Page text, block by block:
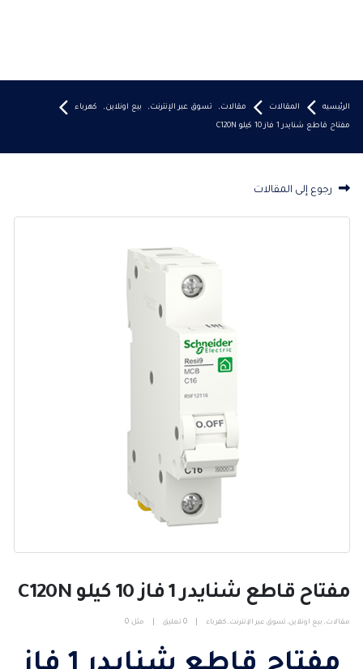
الرئيسيه المقالات مقالات, تسوق عبر الإنترنت, بيع اونلاين, كهرباء
مفتاح قاطع شنايدر 1 فاز 10 كيلو C120N
رجوع إلى المقالات
مفتاح قاطع شنايدر 1 فاز 10 كيلو C120N
مقالات , بيع اونلاين, تسوق عبر الإنترنت , كهرباء 0 تعليق مثل: 0